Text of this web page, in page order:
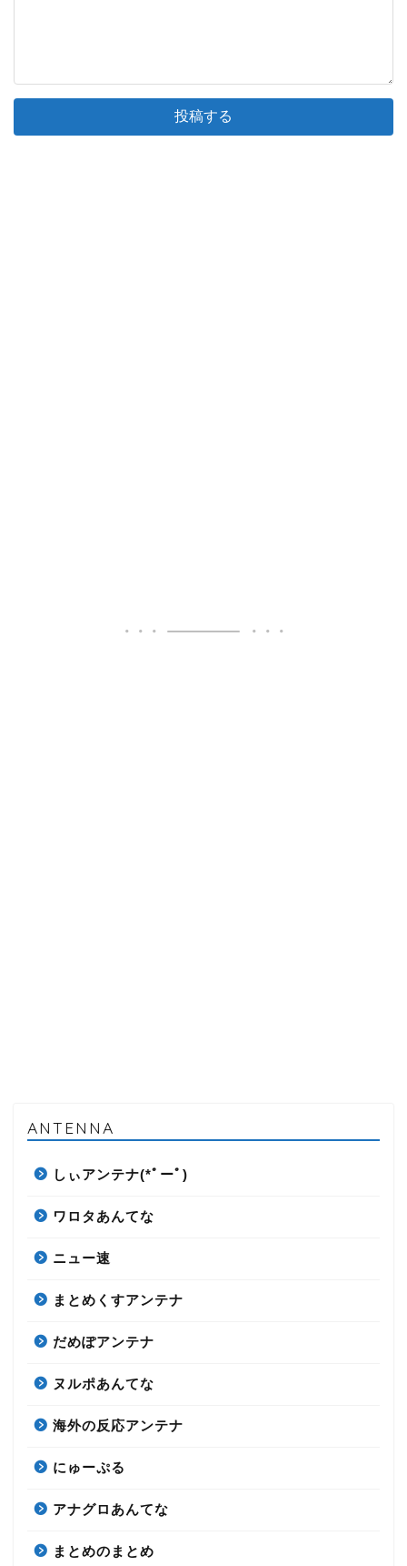
ANTENNA
しぃアンテナ(*ﾟーﾟ)
ワロタあんてな
ニュー速
まとめくすアンテナ
だめぽアンテナ
ヌルポあんてな
海外の反応アンテナ
にゅーぷる
アナグロあんてな
まとめのまとめ